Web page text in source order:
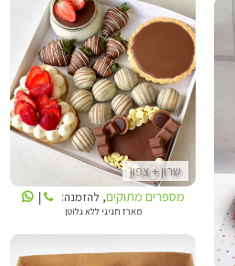
שרון + צפון
מספרים מתוקים
מספרים מתוקים, להזמנה: |
מארז חגיגי ללא גלוטן